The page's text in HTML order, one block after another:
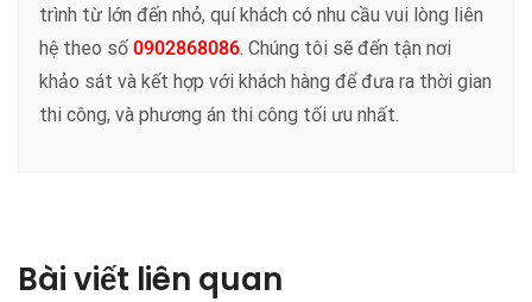
trình từ lớn đến nhỏ, quí khách có nhu cầu vui lòng liên
hệ theo số 0902868086. Chúng tôi sẽ đến tận nơi
khảo sát và kết hợp với khách hàng để đưa ra thời gian
thi công, và phương án thi công tối ưu nhất.
Bài viết liên quan